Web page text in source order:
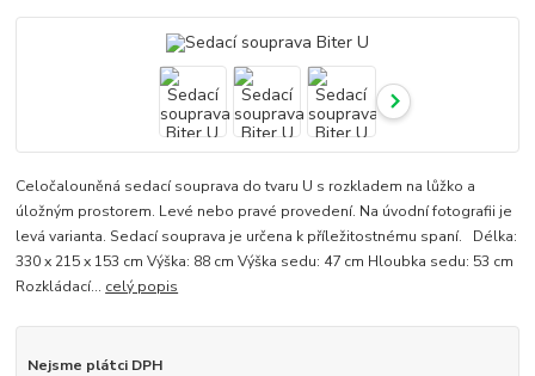
Celočalouněná sedací souprava do tvaru U s rozkladem na lůžko a
úložným prostorem. Levé nebo pravé provedení. Na úvodní fotografii je
levá varianta. Sedací souprava je určena k příležitostnému spaní. Délka:
330 x 215 x 153 cm Výška: 88 cm Výška sedu: 47 cm Hloubka sedu: 53 cm
Rozkládací... celý popis
Nejsme plátci DPH